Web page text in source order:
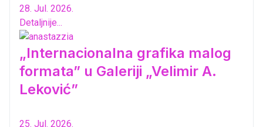
28. Jul. 2026.
Detaljnije...
„Internacionalna grafika malog
formata” u Galeriji „Velimir A.
Leković”
25. Jul. 2026.